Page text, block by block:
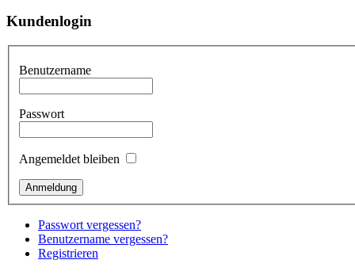
Kundenlogin
Benutzername
Passwort
Angemeldet bleiben
Passwort vergessen?
Benutzername vergessen?
Registrieren